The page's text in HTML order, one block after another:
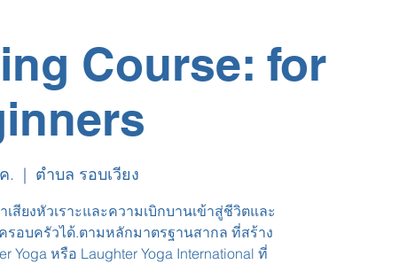
Course: for
.
  |
ตำบล รอบเวียง
สียงหัวเราะและความเบิกบานเข้าสู่ชีวิตและ
รอบครัวได้.ตามหลักมาตรฐานสากล ที่สร้าง
Yoga หรือ Laughter Yoga International ที่